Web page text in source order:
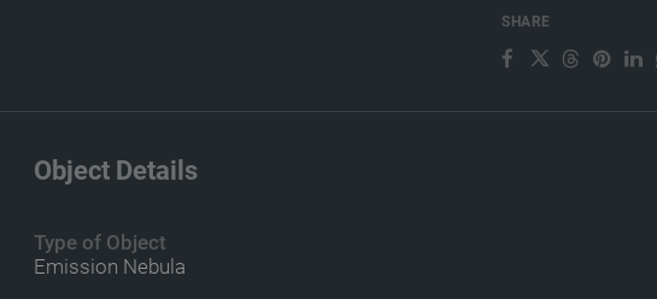
SHARE
Object Details
Type of Object
Emission Nebula